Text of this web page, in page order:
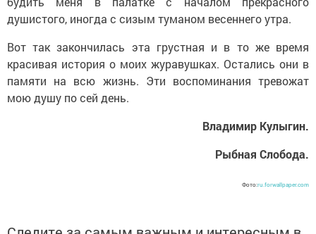
душистого, иногда с сизым туманом весеннего утра.
Вот так закончилась эта грустная и в то же время
красивая история о моих журавушках. Остались они в
памяти на всю жизнь. Эти воспоминания тревожат
мою душу по сей день.
Владимир Кулыгин.
Рыбная Слобода.
Фото:ru.forwallpaper.com